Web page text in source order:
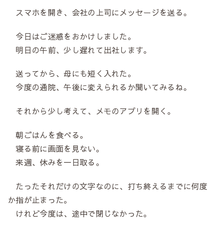
スマホを開き、会社の上司にメッセージを送る。
今日はご迷惑をおかけしました。
明日の午前、少し遅れて出社します。
送ってから、母にも短く入れた。
今度の通院、午後に変えられるか聞いてみるね。
それから少し考えて、メモのアプリを開く。
朝ごはんを食べる。
寝る前に画面を見ない。
来週、休みを一日取る。
たったそれだけの文字なのに、打ち終えるまでに何度
か指が止まった。
けれど今度は、途中で閉じなかった。